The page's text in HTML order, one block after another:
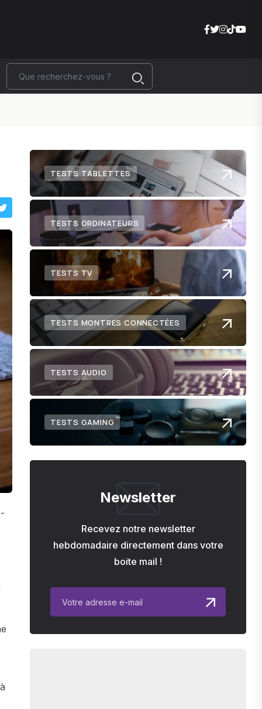
TESTS TABLETTES
TESTS ORDINATEURS
TESTS TV
TESTS MONTRES CONNECTÉES
TESTS AUDIO
TESTS GAMING
Newsletter
Recevez notre newsletter
hebdomadaire directement dans votre
boite mail !